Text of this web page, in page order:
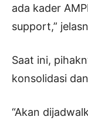
ada kader
support,”
Saat ini,
konsolidasi
“Akan